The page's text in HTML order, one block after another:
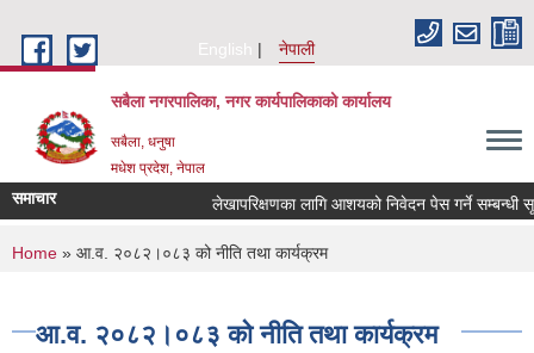
English
नेपाली
सबैला नगरपालिका, नगर कार्यपालिकाको कार्यालय
सबैला, धनुषा
मधेश प्रदेश, नेपाल
समाचार लेखापरिक्षणका लागि आशयको निवेदन पेस गर्ने सम्बन्धी
You are here
Home » आ.व. २०८२।०८३ को नीति तथा कार्यक्रम
आ.व. २०८२।०८३ को नीति तथा कार्यक्रम